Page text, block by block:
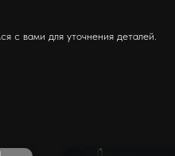
с вами для уточнения деталей.